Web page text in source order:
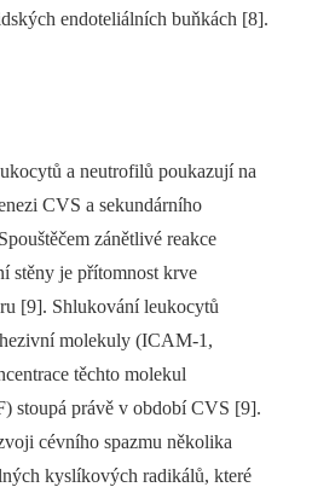
endoteliálních buňkách [8].
a neutrofilů poukazují na
CVS a sekundárního
zánětlivé reakce
stěny je přítomnost krve
[9]. Shlukování leukocytů
molekuly (ICAM‑1,
těchto molekul
stoupá právě v období CVS [9].
cévního spazmu několika
kyslíkových radikálů, které